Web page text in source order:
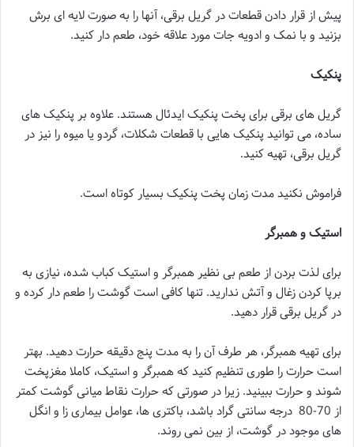
پیش از قرار دادن قطعات در گریل برقی، آنها را به صورت لایه ای برش
بزنید و با نمک و ادویه جات مورد علاقه خود، طعم دار کنید.
پنکیک
گریل های برقی برای پخت پنکیک ایدئال هستند. علاوه بر پنکیک های
ساده، می توانید پنکیک هایی با قطعات شکلات، گردو یا میوه را نیز در
گریل برقی، تهیه کنید.
فراموش نکنید مدت زمان پخت پنکیک بسیار کوتاه است.
استیک و همبرگر
برای لذت بردن از طعم بی نظیر همبرگر و استیک کباب شده، نیازی به
برپا کردن زغال و آتش ندارید. تنها کافی است گوشت را طعم دار کرده و
در گریل برقی قرار دهید.
برای تهیه همبرگر، هر طرف آن را به مدت پنج دقیقه حرارت دهید. بهتر
است حرارت را طوری تنظیم کنید که همبرگر و استیک، کاملا مغزپخت
شوند و حرارت ببینید. زیرا در صورتی که حرارت نقاط میانی گوشت کمتر
از 70-80
درجه سانتی گراد باشد، باکتری ها، عوامل بیماری زا و انگل
های موجود در گوشت، از بین نمی روند.